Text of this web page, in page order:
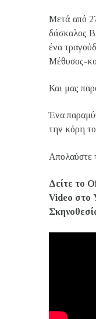
Μετά από
δάσκαλος
ένα
Μέθυσος-
Και μας
Ένα
την κόρη
Απολαύστε
Δείτε το
Video στο